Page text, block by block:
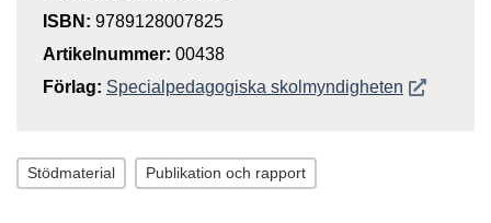
ISBN: 9789128007825
Artikelnummer: 00438
Förlag: Specialpedagogiska skolmyndigheten Öppnas i
Stödmaterial Publikation och rapport